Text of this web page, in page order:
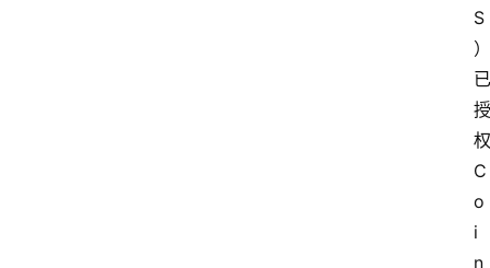
S
）
已
授
权
C
o
i
n